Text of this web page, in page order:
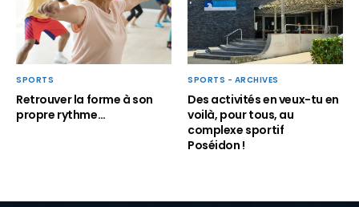
SPORTS
Retrouver la forme à son
propre rythme…
SPORTS - ARCHIVES
Des activités en veux-tu en
voilà, pour tous, au
complexe sportif
Poséidon !